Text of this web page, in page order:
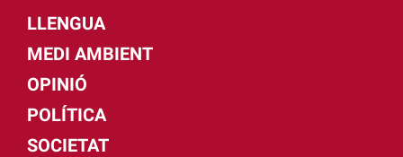
LLENGUA
MEDI AMBIENT
OPINIÓ
POLÍTICA
SOCIETAT